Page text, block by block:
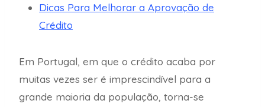
Dicas Para Melhorar a Aprovação de
Crédito
Em Portugal, em que o crédito acaba por
muitas vezes ser é imprescindível para a
grande maioria da população, torna-se